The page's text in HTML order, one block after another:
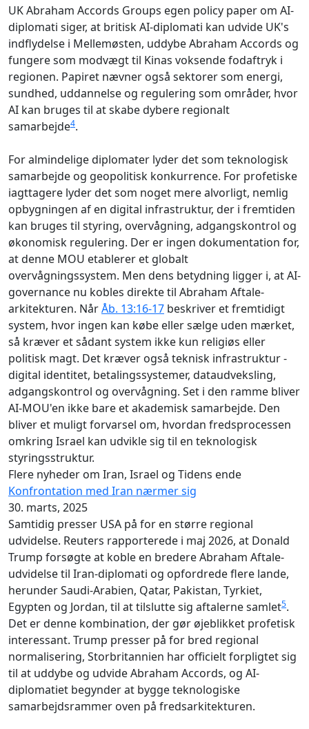
UK Abraham Accords Groups egen policy paper om AI-
diplomati siger, at britisk AI-diplomati kan udvide UK's
indflydelse i Mellemøsten, uddybe Abraham Accords og
fungere som modvægt til Kinas voksende fodaftryk i
regionen. Papiret nævner også sektorer som energi,
sundhed, uddannelse og regulering som områder, hvor
AI kan bruges til at skabe dybere regionalt
samarbejde4.
For almindelige diplomater lyder det som teknologisk
samarbejde og geopolitisk konkurrence. For profetiske
iagttagere lyder det som noget mere alvorligt, nemlig
opbygningen af en digital infrastruktur, der i fremtiden
kan bruges til styring, overvågning, adgangskontrol og
økonomisk regulering. Der er ingen dokumentation for,
at denne MOU etablerer et globalt
overvågningssystem. Men dens betydning ligger i, at AI-
governance nu kobles direkte til Abraham Aftale-
arkitekturen. NårÅb. 13:16-17 beskriver et fremtidigt
system, hvor ingen kan købe eller sælge uden mærket,
så kræver et sådant system ikke kun religiøs eller
politisk magt. Det kræver også teknisk infrastruktur -
digital identitet, betalingssystemer, dataudveksling,
adgangskontrol og overvågning. Set i den ramme bliver
AI-MOU'en ikke bare et akademisk samarbejde. Den
bliver et muligt forvarsel om, hvordan fredsprocessen
omkring Israel kan udvikle sig til en teknologisk
styringsstruktur.
Flere nyheder om Iran, Israel og Tidens ende
Konfrontation med Iran nærmer sig
30. marts, 2025
Samtidig presser USA på for en større regional
udvidelse. Reuters rapporterede i maj 2026, at Donald
Trump forsøgte at koble en bredere Abraham Aftale-
udvidelse til Iran-diplomati og opfordrede flere lande,
herunder Saudi-Arabien, Qatar, Pakistan, Tyrkiet,
Egypten og Jordan, til at tilslutte sig aftalerne samlet5.
Det er denne kombination, der gør øjeblikket profetisk
interessant. Trump presser på for bred regional
normalisering, Storbritannien har officielt forpligtet sig
til at uddybe og udvide Abraham Accords, og AI-
diplomatiet begynder at bygge teknologiske
samarbejdsrammer oven på fredsarkitekturen.